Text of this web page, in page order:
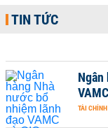
TIN TỨC
Ngân
TÀI CHÍNH